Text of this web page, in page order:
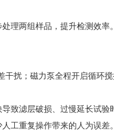
理两组样品，提升检测效率。
扰；磁力泵全程开启循环搅
致滤层破损、过慢延长试验
工重复操作带来的人为误差。